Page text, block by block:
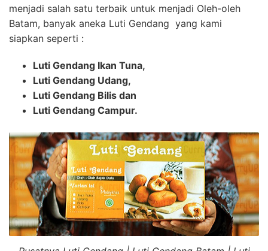
menjadi salah satu terbaik untuk menjadi Oleh-oleh
Batam, banyak aneka Luti Gendang yang kami
siapkan seperti :
Luti Gendang Ikan Tuna,
Luti Gendang Udang,
Luti Gendang Bilis dan
Luti Gendang Campur.